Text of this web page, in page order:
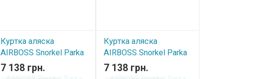
Куртка аляска
AIRBOSS Snorkel Parka
Red
7 138 грн.
Куртка аляска
AIRBOSS Snorkel Parka
Navy
7 138 грн.